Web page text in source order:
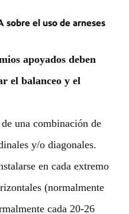
sobre el uso de arneses
apoyados deben
el balanceo y el
una combinación de
y/o diagonales.
en cada extremo
(normalmente
cada 20-26